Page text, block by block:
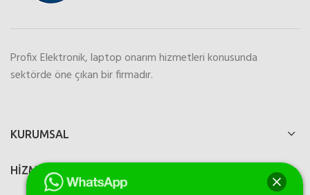
Profix Elektronik, laptop onarım hizmetleri konusunda
sektörde öne çıkan bir firmadır.
KURUMSAL
HİZMETLERİMİZ